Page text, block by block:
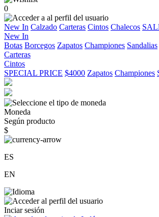
0
New In Calzado Carteras Cintos Chalecos
New In
Botas Borcegos Zapatos Championes Sandalias
Carteras
Cintos
SPECIAL PRICE $4000 Zapatos Championes
Moneda
Según producto
$
ES
EN
Inciar sesión